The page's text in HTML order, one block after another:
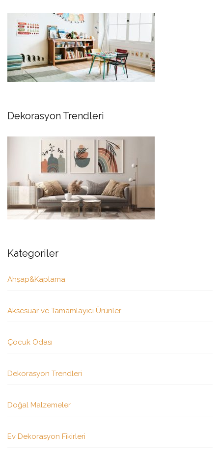
Dekorasyon Trendleri
Kategoriler
Ahşap&Kaplama
Aksesuar ve Tamamlayıcı Ürünler
Çocuk Odası
Dekorasyon Trendleri
Doğal Malzemeler
Ev Dekorasyon Fikirleri